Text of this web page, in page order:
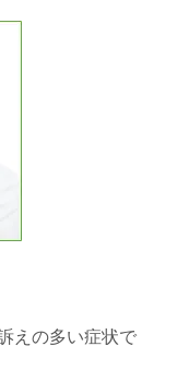
えの多い症状で